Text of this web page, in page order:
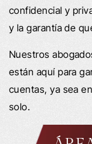
confidencial y
y la garantía de
Nuestros
están aquí para
cuentas, ya sea
solo.